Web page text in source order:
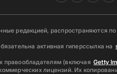
редакцией, распространяются
активная гиперссылка на
правообладателям (включая Getty
лицензий. Их